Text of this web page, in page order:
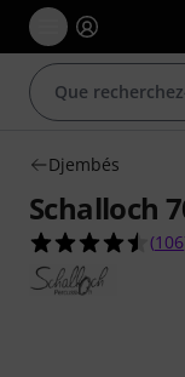
Djembés
Schalloch
4.5
(106